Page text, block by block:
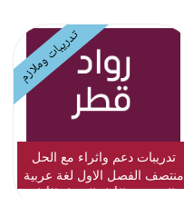
تدريبات وملازم
تدريبات دعم واثراء مع الحل
منتصف الفصل الاول لغة عربية